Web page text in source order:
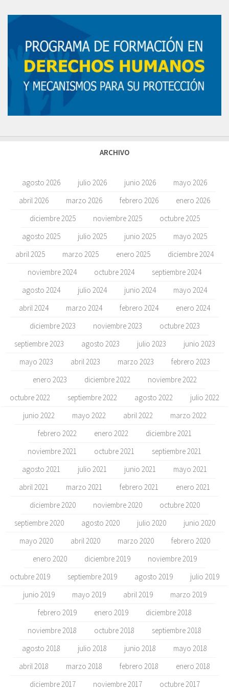
ARCHIVO
agosto 2026 julio 2026 junio 2026
mayo 2026
abril 2026
marzo 2026 febrero 2026
enero 2026
diciembre 2025
noviembre 2025
octubre 2025
agosto 2025
julio 2025 junio 2025
mayo 2025
abril 2025
marzo 2025 enero 2025
diciembre 2024
noviembre 2024
octubre 2024
septiembre 2024
agosto 2024
julio 2024 junio 2024
mayo 2024
abril 2024
marzo 2024 febrero 2024
enero 2024
diciembre 2023
noviembre 2023
octubre 2023
septiembre 2023
agosto 2023 julio 2023
junio 2023
mayo 2023
abril 2023 marzo 2023
febrero 2023
enero 2023
diciembre 2022
noviembre 2022
octubre 2022
septiembre 2022 agosto 2022
julio 2022
junio 2022
mayo 2022 abril 2022
marzo 2022
febrero 2022
enero 2022
diciembre 2021
noviembre 2021
octubre 2021
septiembre 2021
agosto 2021
julio 2021 junio 2021
mayo 2021
abril 2021
marzo 2021 febrero 2021
enero 2021
diciembre 2020
noviembre 2020
octubre 2020
septiembre 2020
agosto 2020 julio 2020
junio 2020
mayo 2020
abril 2020 marzo 2020
febrero 2020
enero 2020
diciembre 2019
noviembre 2019
octubre 2019
septiembre 2019 agosto 2019
julio 2019
junio 2019
mayo 2019 abril 2019
marzo 2019
febrero 2019
enero 2019
diciembre 2018
noviembre 2018
octubre 2018
septiembre 2018
agosto 2018
julio 2018 junio 2018
mayo 2018
abril 2018
marzo 2018 febrero 2018
enero 2018
diciembre 2017
noviembre 2017 octubre 2017